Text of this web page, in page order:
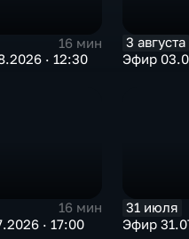
16 мин
· 12:30
3 августа
Эфир
16 мин
· 17:00
31 июля
Эфир